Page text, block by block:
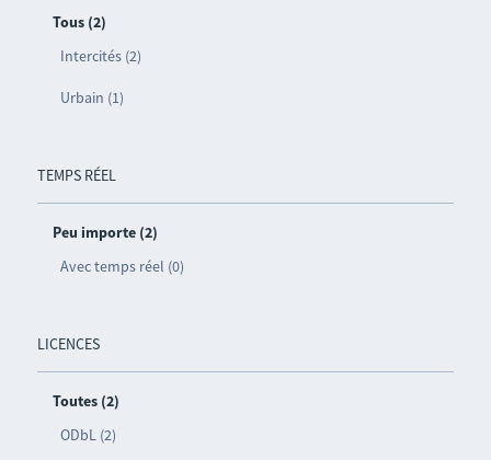
Tous (2)
Intercités (2)
Urbain (1)
TEMPS RÉEL
Peu importe (2)
Avec temps réel (0)
LICENCES
Toutes (2)
ODbL (2)